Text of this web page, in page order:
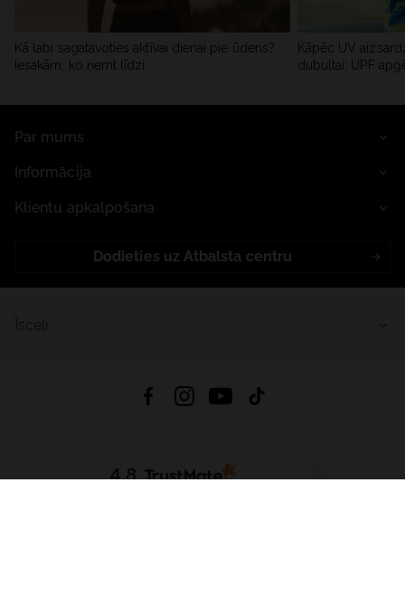
Kā labi sagatavoties aktīvai dienai pie ūdens?
Iesakām, ko ņemt līdzi
Kāpēc UV
dubultai: UPF
Par mums
Informācija
Klientu apkalpošana
Dodieties uz Atbalsta centru
4.8